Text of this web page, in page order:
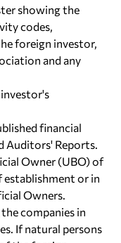
showing the
codes,
foreign investor,
and any
financial
Auditors' Reports.
Owner (UBO) of
or in
Owners.
companies in
If natural persons